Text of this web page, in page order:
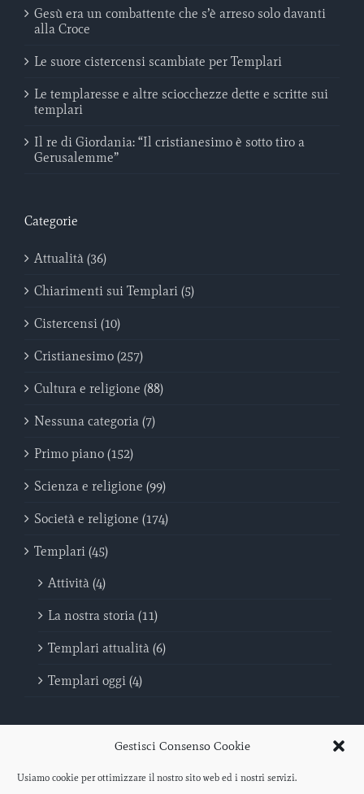
Gestisci Consenso Cookie
Usiamo cookie per ottimizzare il nostro sito web ed i nostri servizi.
Gesù era un combattente che s’è arreso solo davanti
alla Croce
Le suore cistercensi scambiate per Templari
Le templaresse e altre sciocchezze dette e scritte sui
templari
Il re di Giordania: “Il cristianesimo è sotto tiro a
Gerusalemme”
Categorie
Attualità (36)
Chiarimenti sui Templari (5)
Cistercensi (10)
Cristianesimo (257)
Cultura e religione (88)
Nessuna categoria (7)
Primo piano (152)
Scienza e religione (99)
Società e religione (174)
Templari (45)
Attività (4)
La nostra storia (11)
Templari attualità (6)
Templari oggi (4)